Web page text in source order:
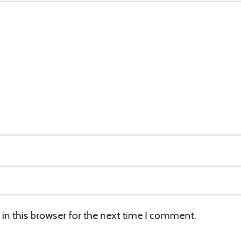
this browser for the next time I comment.